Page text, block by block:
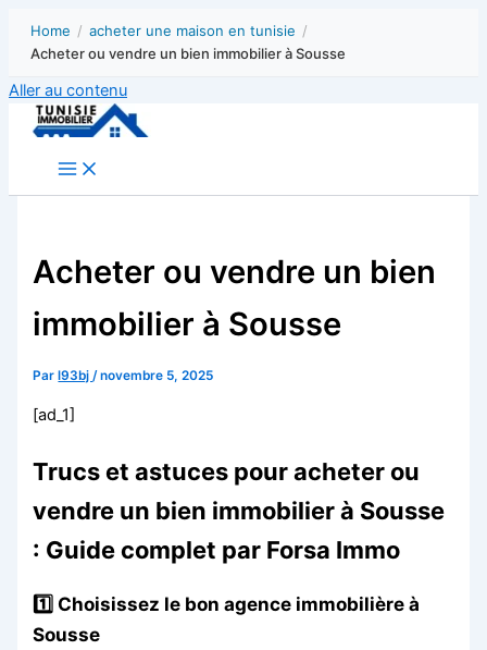
Home / acheter une maison en tunisie /
Acheter ou vendre un bien immobilier à Sousse
Aller au contenu
Acheter ou vendre un bien
immobilier à Sousse
Par l93bj/novembre 5, 2025
[ad_1]
Trucs et astuces pour acheter ou
vendre un bien immobilier à Sousse
: Guide complet par Forsa Immo
1️⃣ Choisissez le bonagence immobilière à
Sousse